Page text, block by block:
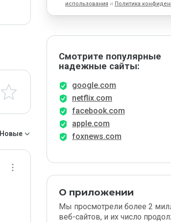
Новые
использования и Политика
Смотрите популярные
надежные сайты:
google.com
netflix.com
facebook.com
apple.com
foxnews.com
О приложении
Мы просмотрели более 2
веб-сайтов, и их число